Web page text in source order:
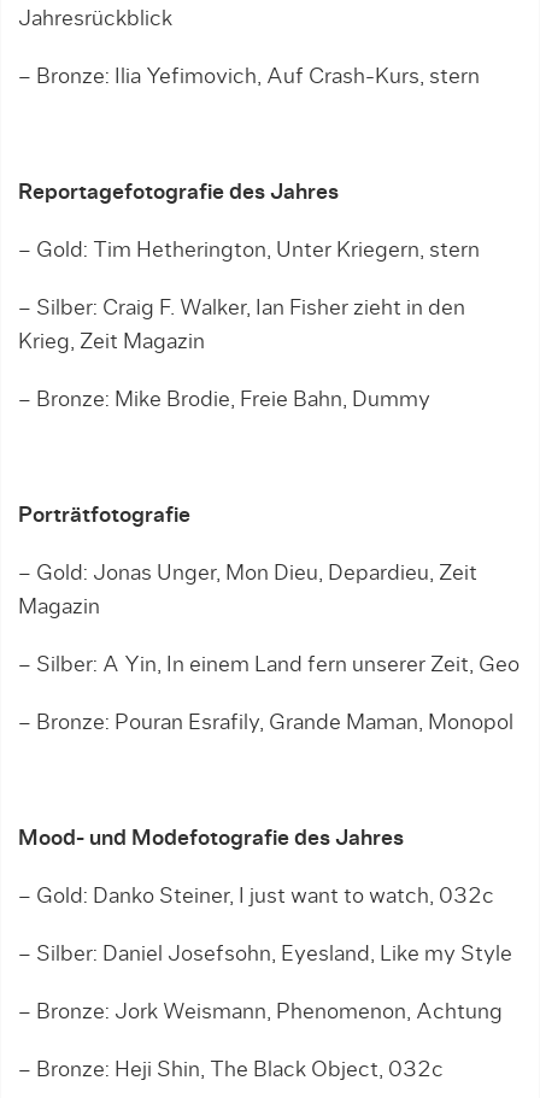
Jahresrückblick
– Bronze: Ilia Yefimovich, Auf Crash-Kurs, stern
Reportagefotografie des Jahres
– Gold: Tim Hetherington, Unter Kriegern, stern
– Silber: Craig F. Walker, Ian Fisher zieht in den
Krieg, Zeit Magazin
– Bronze: Mike Brodie, Freie Bahn, Dummy
Porträtfotografie
– Gold: Jonas Unger, Mon Dieu, Depardieu, Zeit
Magazin
– Silber: A Yin, In einem Land fern unserer Zeit, Geo
– Bronze: Pouran Esrafily, Grande Maman, Monopol
Mood- und Modefotografie des Jahres
– Gold: Danko Steiner, I just want to watch, 032c
– Silber: Daniel Josefsohn, Eyesland, Like my Style
– Bronze: Jork Weismann, Phenomenon, Achtung
– Bronze: Heji Shin, The Black Object, 032c